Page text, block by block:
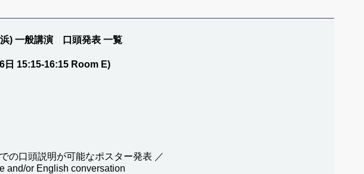
浜) 一般講演 口頭発表 一覧
日 15:15-16:15 Room E)
の口頭説明が可能なポスター発表 ／
and/or English conversation